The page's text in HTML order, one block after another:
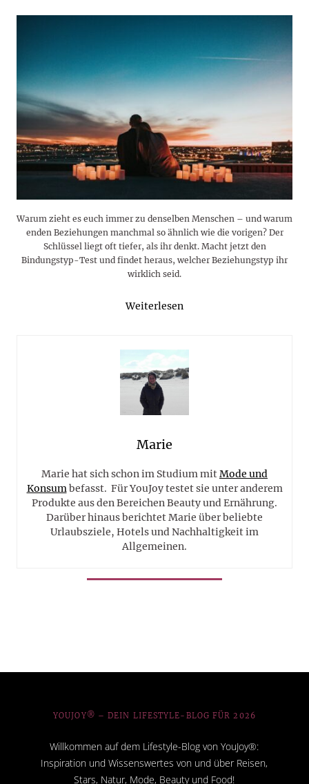
Warum zieht es euch immer zu denselben Menschen – und warum
enden Beziehungen manchmal so ähnlich wie die vorigen? Der
Schlüssel liegt oft tiefer, als ihr denkt. Macht jetzt den
Bindungstyp-Test und findet heraus, welcher Beziehungstyp ihr
wirklich seid.
Weiterlesen
Marie
Marie hat sich schon im Studium mitMode und
Konsumbefasst. Für YouJoy testet sie unter anderem
Produkte aus den Bereichen Beauty und Ernährung.
Darüber hinaus berichtet Marie über beliebte
Urlaubsziele, Hotels und Nachhaltigkeit im
Allgemeinen.
YOUJOY® – DEIN LIFESTYLE-BLOG FÜR 2026
Willkommen auf dem Lifestyle-Blog von YouJoy®:
Inspiration und Wissenswertes von und über Reisen,
Stars, Natur, Mode, Beauty und Food!